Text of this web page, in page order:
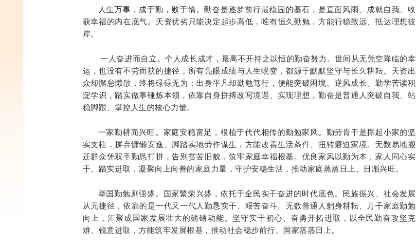
人生万事，成于勤，败于惰。勤奋是逐梦前行最稳固的基石，是直面风雨、成就自我、收
获幸福的内在底气。天资优劣只能决定起步高低，唯有恒久勤勉，方能行稳致远、抵达理想彼
岸。
一人奋进而自立。个人成长成才，最离不开持之以恒的勤奋努力。世间从无凭空降临的幸
运，也没有不劳而获的捷径，所有亮眼成绩与人生蜕变，都源于默默坚守与长久耕耘。天资出
众却懈怠懒散，终将碌碌无为；出身平凡却勤勉笃行，便能突破困境、逆风成长。勤学苦读积
淀学识，踏实做事锤炼本领，依靠自身拼搏改写境遇、实现理想，勤奋是普通人突破自我、站
稳脚跟、掌控人生的核心力量。
一家勤耕而兴旺。家庭安稳富足，根植于代代相传的勤勉家风。勤劳肯干是撑起小家的坚
实支柱，摒弃慵懒安逸、脚踏实地劳作谋生，方能改善生活条件、扭转窘迫家境。无数易地搬
迁群众凭双手勤恳打拼，告别贫苦旧貌，筑牢家庭幸福根基。优良家风以勤为本，家人同心实
干、踏实进取，凝聚向上向善的家庭力量，守护安稳生活，推动家庭蒸蒸日上、日渐兴旺。
举国勤勉则强盛。国家繁荣兴盛，依托于全民实干奋进的时代底色。民族振兴、社会发展
从无捷径，依靠的是一代又一代人勤恳实干、艰苦奋斗。无数普通人躬身耕耘、万千家庭勤勉
向上，汇聚成国家发展壮大的磅礴动能。坚守实干初心、奋勇开拓进取，以全民勤奋攻坚克
难、锐意进取，方能筑牢发展根基，推动社会稳步前行、国家蒸蒸日上。